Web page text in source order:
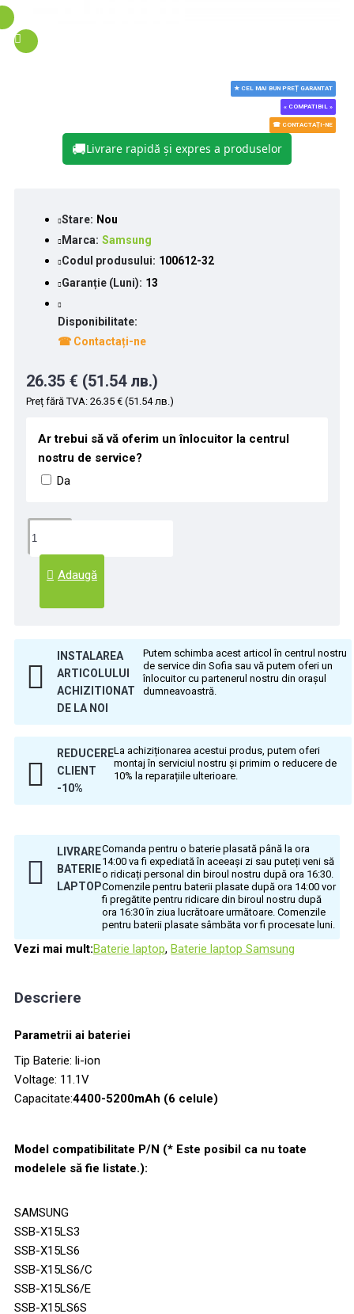
★ CEL MAI BUN PREȚ GARANTAT
« COMPATIBIL »
☎ CONTACTAȚI-NE
🚚Livrare rapidă și expres a produselor
Stare: Nou
Marca: Samsung
Codul produsului: 100612-32
Garanție (Luni): 13
Disponibilitate:
☎ Contactați-ne
26.35 € (51.54 лв.)
Preț fără TVA: 26.35 € (51.54 лв.)
Ar trebui să vă oferim un înlocuitor la centrul
nostru de service?
Da
Adaugă
INSTALAREA
ARTICOLULUI
ACHIZITIONAT
DE LA NOI
Putem schimba acest articol în centrul nostru
de service din Sofia sau vă putem oferi un
înlocuitor cu partenerul nostru din orașul
dumneavoastră.
REDUCERE
CLIENT
-10%
La achiziționarea acestui produs, putem oferi
montaj în serviciul nostru și primim o reducere de
10% la reparațiile ulterioare.
LIVRARE
BATERIE
LAPTOP
Comanda pentru o baterie plasată până la ora
14:00 va fi expediată în aceeași zi sau puteți veni să
o ridicați personal din biroul nostru după ora 16:30.
Comenzile pentru baterii plasate după ora 14:00 vor
fi pregătite pentru ridicare din biroul nostru după
ora 16:30 în ziua lucrătoare următoare. Comenzile
pentru baterii plasate sâmbăta vor fi procesate luni.
Vezi mai mult:Baterie laptop, Baterie laptop Samsung
Descriere
Parametrii ai bateriei
Tip Baterie: li-ion
Voltage: 11.1V
Capacitate:4400-5200mAh (6 celule)
Model compatibilitate P/N (* Este posibil ca nu toate
modelele să fie listate.):
SAMSUNG
SSB-X15LS3
SSB-X15LS6
SSB-X15LS6/C
SSB-X15LS6/E
SSB-X15LS6S